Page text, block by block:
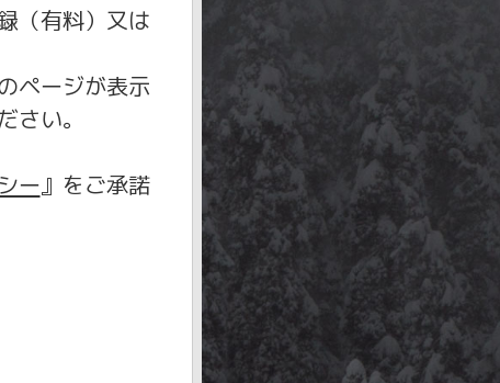
（有料）又は
ページが表示
い。
ー』をご承諾